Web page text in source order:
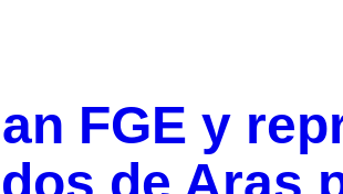
FGE y
de Aras